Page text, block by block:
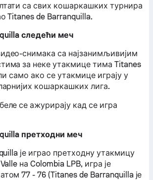
са свих кошаркашких турнира
Titanes de Barranquilla.
следећи меч
снимака са најзанимљивијим
за неке утакмице тима Titanes
само ако се утакмице играју у
кошаркашких лига.
се ажурирају кад се игра
претходни меч
је играо претходну утакмицу
на Colombia LPB, игра је
77 - 76 (Titanes de Barranquilla је